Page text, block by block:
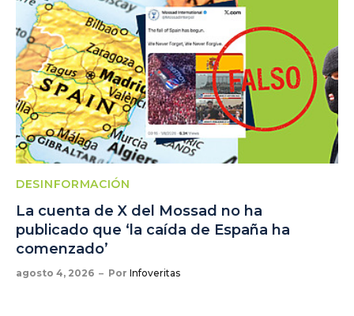
DESINFORMACIÓN
La cuenta de X del Mossad no ha
publicado que ‘la caída de España ha
comenzado’
agosto 4, 2026 Por Infoveritas